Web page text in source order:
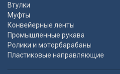
Втулки
Муфты
Конвейерные ленты
Промышленные рукава
Ролики и моторбарабаны
Пластиковые направляющие